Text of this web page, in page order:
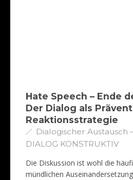
Hate Speech – Ende
Der Dialog als
Reaktionsstrategie
Dialogischer Austausch
DIALOG KONSTRUKTIV
Die Diskussion ist wohl die
mündlichen